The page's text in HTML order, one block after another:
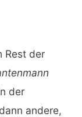
Rest der
der
andere,